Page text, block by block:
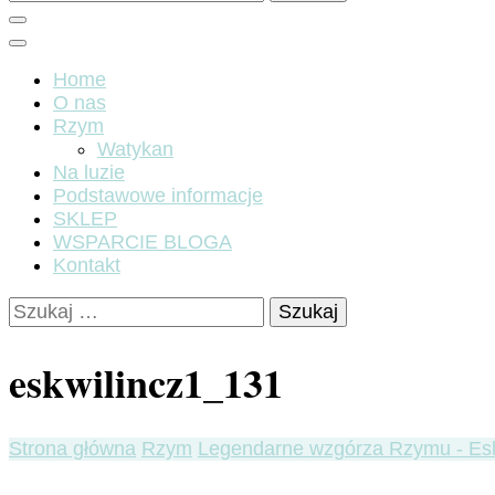
Home
O nas
Rzym
Watykan
Na luzie
Podstawowe informacje
SKLEP
WSPARCIE BLOGA
Kontakt
Szukaj:
eskwilincz1_131
Strona główna Rzym Legendarne wzgórza Rzymu -